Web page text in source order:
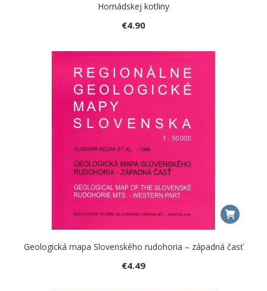
Hornádskej kotliny
€4.90
Geologická mapa Slovenského rudohoria – západná časť
€4.49